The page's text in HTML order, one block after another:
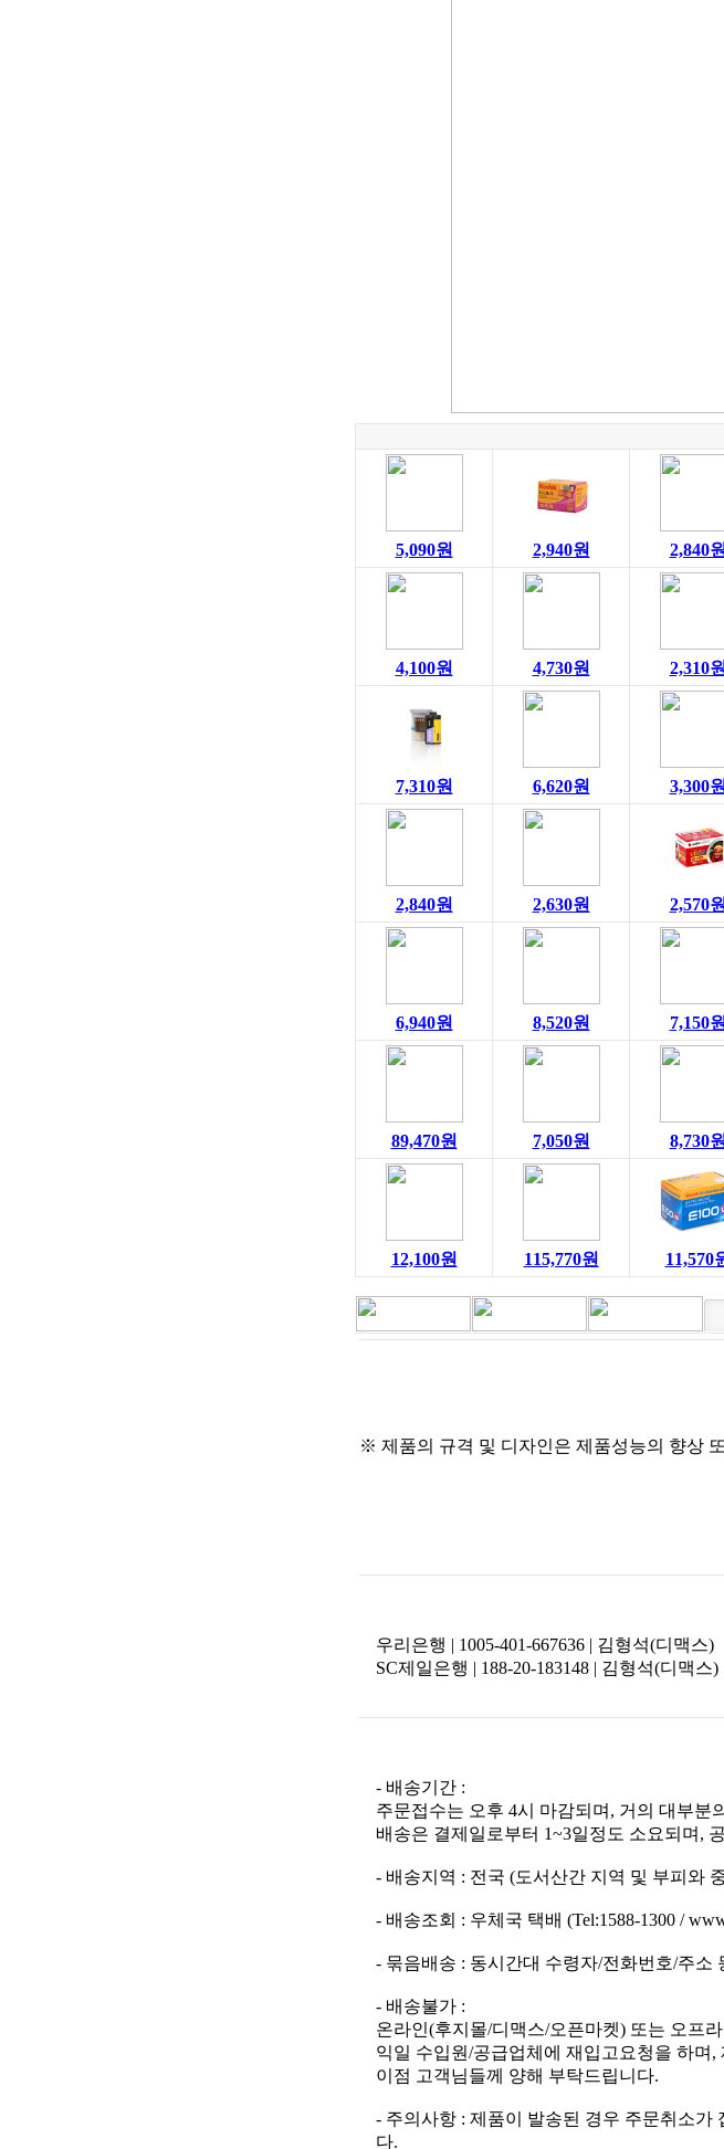
5,090원 2,940원 2,840원
4,100원 4,730원 2,310원
7,310원 6,620원 3,300원
2,840원 2,630원 2,570원
6,940원 8,520원 7,150원
89,470원 7,050원 8,730원
12,100원 115,770원 11,570
※ 제품의 규격 및 디자인은 제품성능의 향상
우리은행 | 1005-401-667636 | 김형석(디맥스)
SC제일은행 | 188-20-183148 | 김형석(디맥스)
- 배송기간 :
주문접수는 오후 4시 마감되며, 거의 대부분
배송은 결제일로부터 1~3일정도 소요되며,
- 배송지역 : 전국 (도서산간 지역 및 부피와
- 배송조회 : 우체국 택배 (Tel:1588-1300 /
- 묶음배송 : 동시간대 수령자/전화번호/주소
- 배송불가 :
온라인(후지몰/디맥스/오픈마켓) 또는 오프
익일 수입원/공급업체에 재입고요청을 하며
이점 고객님들께 양해 부탁드립니다.
- 주의사항 : 제품이 발송된 경우 주문취소가
다.